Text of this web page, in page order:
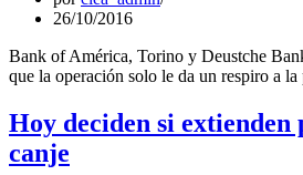
26/10/2016
Bank of América, Torino y Deustche
que la operación solo le da un respiro a la
Hoy deciden si extienden
canje